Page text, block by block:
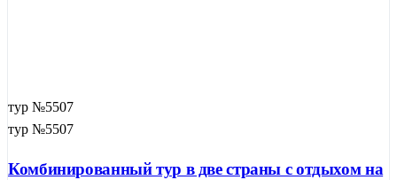
тур №5507
тур №5507
Комбинированный тур в две страны с отдыхом на